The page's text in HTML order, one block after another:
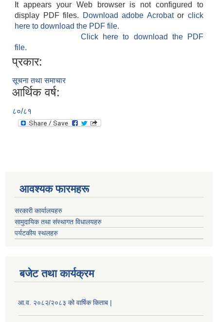
It appears your Web browser is not configured to
display PDF files.
Download adobe Acrobatorclick
here to download the PDF file.
Click here to download the PDF
file.
प्रकार:
सूचना तथा समाचार
आर्थिक वर्ष:
८०/८१
आवश्यक फारमहरू
सरकारी कार्यालयहरु
सामुदायिक तथा संस्थागत विधालयहरु
पर्यटकीय स्थलहरु
बजेट तथा कार्यक्रम
आ.व. २०८२/२०८३ को वार्षिक किताब |